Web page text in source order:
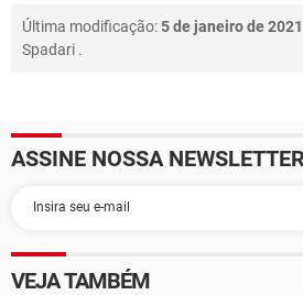
Última modificação:5 de janeiro de
Spadari .
ASSINE NOSSA
VEJA TAMBÉM